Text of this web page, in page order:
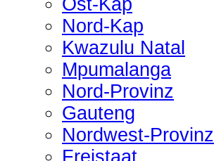
Ost-Kap
Nord-Kap
Kwazulu Natal
Mpumalanga
Nord-Provinz
Gauteng
Nordwest-Provinz